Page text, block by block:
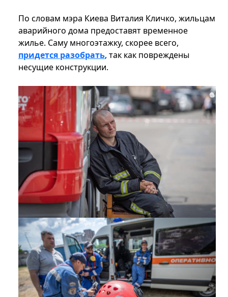
По словам мэра Киева Виталия Кличко, жильцам
аварийного дома предоставят временное
жилье. Саму многоэтажку, скорее всего,
придется разобрать, так как повреждены
несущие конструкции.